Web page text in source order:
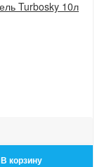
В корзину